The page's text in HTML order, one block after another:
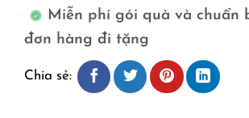
Miễn phí gói quà và chuẩn
đơn hàng đi tặng
Chia sẻ: